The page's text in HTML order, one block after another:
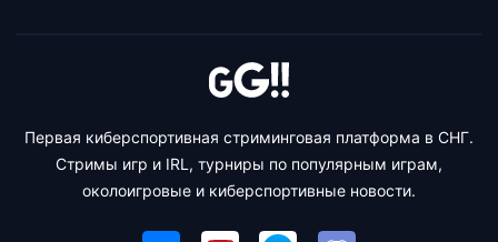
Первая киберспортивная стриминговая платформа в СНГ.
Стримы игр и IRL, турниры по популярным играм,
околоигровые и киберспортивные новости.